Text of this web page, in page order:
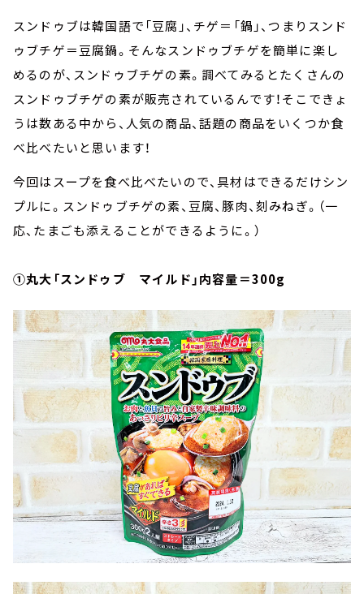
スンドゥブは韓国語で「豆腐」、チゲ＝「鍋」、つまりスンド
ゥブチゲ＝豆腐鍋。そんなスンドゥブチゲを簡単に楽し
めるのが、スンドゥブチゲの素。調べてみるとたくさんの
スンドゥブチゲの素が販売されているんです！そこできょ
うは数ある中から、人気の商品、話題の商品をいくつか食
べ比べたいと思います！
今回はスープを食べ比べたいので、具材はできるだけシン
プルに。スンドゥブチゲの素、豆腐、豚肉、刻みねぎ。（一
応、たまごも添えることができるように。）
①丸大「スンドゥブ マイルド」内容量＝300g